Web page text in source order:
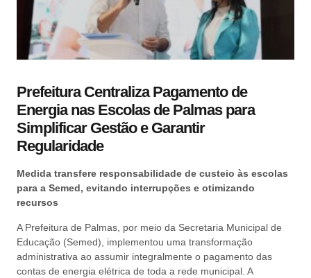
Prefeitura Centraliza Pagamento de
Energia nas Escolas de Palmas para
Simplificar Gestão e Garantir
Regularidade
Medida transfere responsabilidade de custeio às escolas
para a Semed, evitando interrupções e otimizando
recursos
A Prefeitura de Palmas, por meio da Secretaria Municipal de
Educação (Semed), implementou uma transformação
administrativa ao assumir integralmente o pagamento das
contas de energia elétrica de toda a rede municipal. A